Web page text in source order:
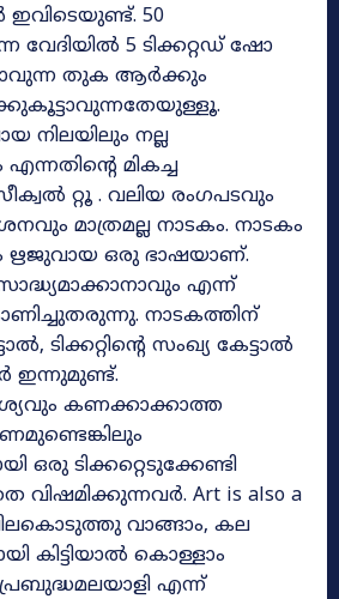
50
വേദിയിൽ 5 ടിക്കറ്റഡ് ഷോ
തുക ആർക്കും
നിലയിലും നല്ല
മികച്ച
റ്റൂ . വലിയ രംഗപടവും
മാത്രമല്ല നാടകം. നാടകം
ഋജുവായ ഒരു ഭാഷയാണ്.
എന്ന്
നാടകത്തിന്
ടിക്കറ്റിൻ്റെ സംഖ്യ കേട്ടാൽ
ഇന്നുമുണ്ട്.
കണക്കാക്കാത്ത
ഒരു ടിക്കറ്റെടുക്കേണ്ടി
വിഷമിക്കുന്നവർ. Art is also a
വിലകൊടുത്തു വാങ്ങാം, കല
കിട്ടിയാൽ കൊള്ളാം
എന്ന്